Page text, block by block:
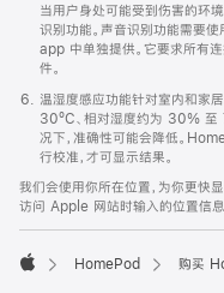
当用户身处可能受到伤害的环
识别功能。声音识别功能需要
app 中单独提供。它要求所有
件。
温湿度感应功能针对室内和家
30ºC、相对湿度约为 30% 至
况下，准确性可能会降低。
行校准，才可显示结果。
我们会使用你所在位置，为你更快
访问 Apple 网站时输入的位置信息
HomePod 购买